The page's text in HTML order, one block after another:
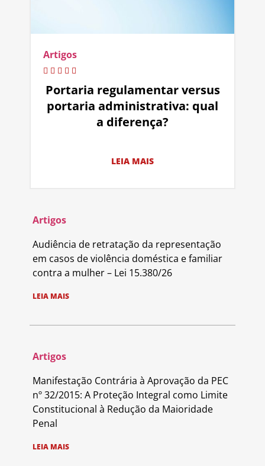
Artigos
Portaria regulamentar versus
portaria administrativa: qual
a diferença?
LEIA MAIS
Artigos
Audiência de retratação da representação
em casos de violência doméstica e familiar
contra a mulher – Lei 15.380/26
LEIA MAIS
Artigos
Manifestação Contrária à Aprovação da PEC
nº 32/2015: A Proteção Integral como Limite
Constitucional à Redução da Maioridade
Penal
LEIA MAIS